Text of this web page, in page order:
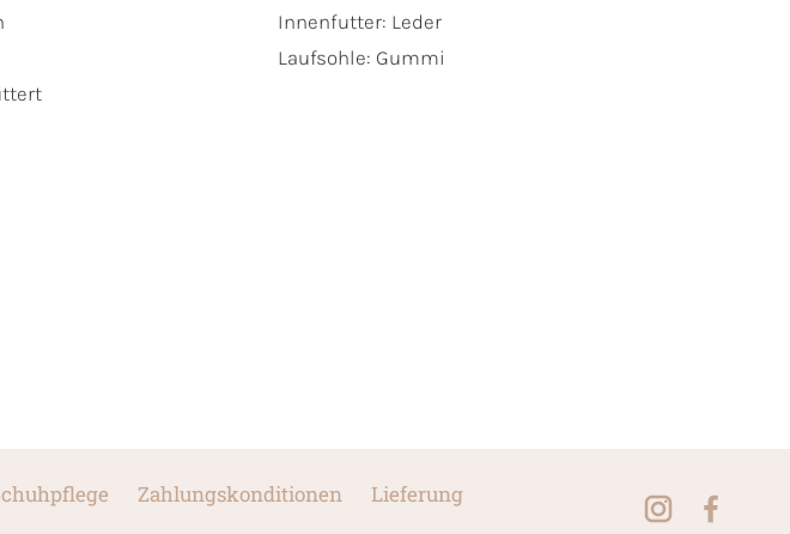
Innenfutter: Leder
Laufsohle: Gummi
Zahlungskonditionen
Lieferung